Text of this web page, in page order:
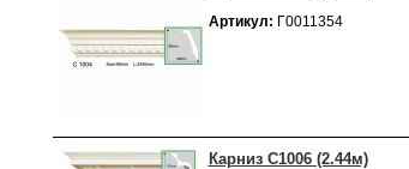
Артикул: Г0011354
Карниз C1006 (2.44м)